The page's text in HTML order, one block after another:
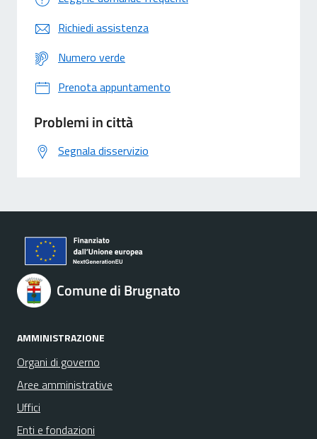
Richiedi assistenza
Numero verde
Prenota appuntamento
Problemi in città
Segnala disservizio
Comune di Brugnato
AMMINISTRAZIONE
Organi di governo
Aree amministrative
Uffici
Enti e fondazioni